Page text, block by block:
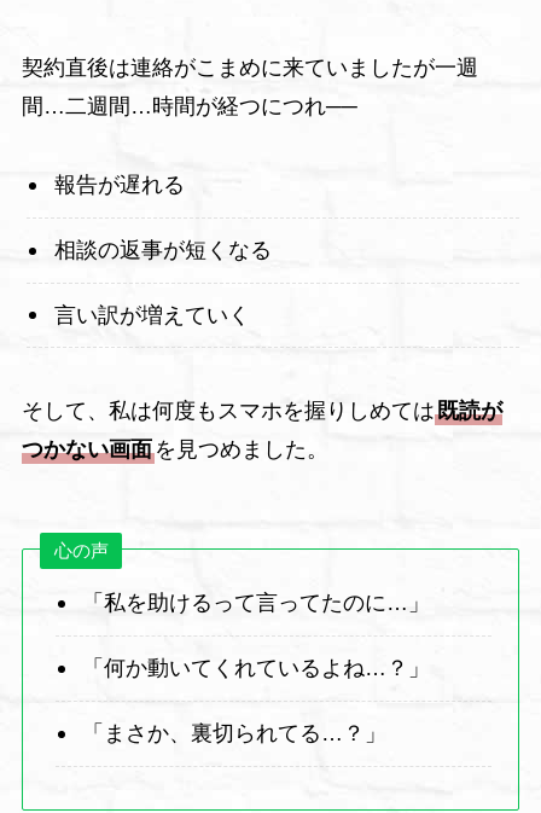
契約直後は連絡がこまめに来ていましたが一週
間…二週間…時間が経つにつれ──
報告が遅れる
相談の返事が短くなる
言い訳が増えていく
そして、私は何度もスマホを握りしめては既読が
つかない画面を見つめました。
心の声
「私を助けるって言ってたのに…」
「何か動いてくれているよね…？」
「まさか、裏切られてる…？」